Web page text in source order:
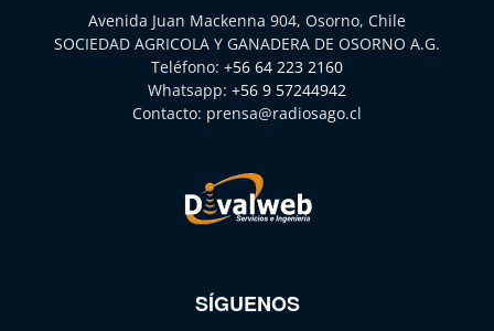
Avenida Juan Mackenna 904, Osorno, Chile
SOCIEDAD AGRICOLA Y GANADERA DE OSORNO A.G.
Teléfono: +56 64 223 2160
Whatsapp: +56 9 57244942
Contacto: prensa@radiosago.cl
SÍGUENOS